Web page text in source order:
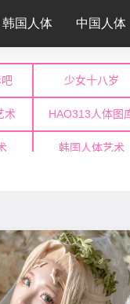
韩国人体 中国人体